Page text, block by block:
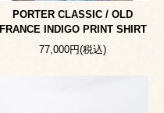
PORTER CLASSIC / OLD
FRANCE INDIGO PRINT SHIRT
77,000円(税込)